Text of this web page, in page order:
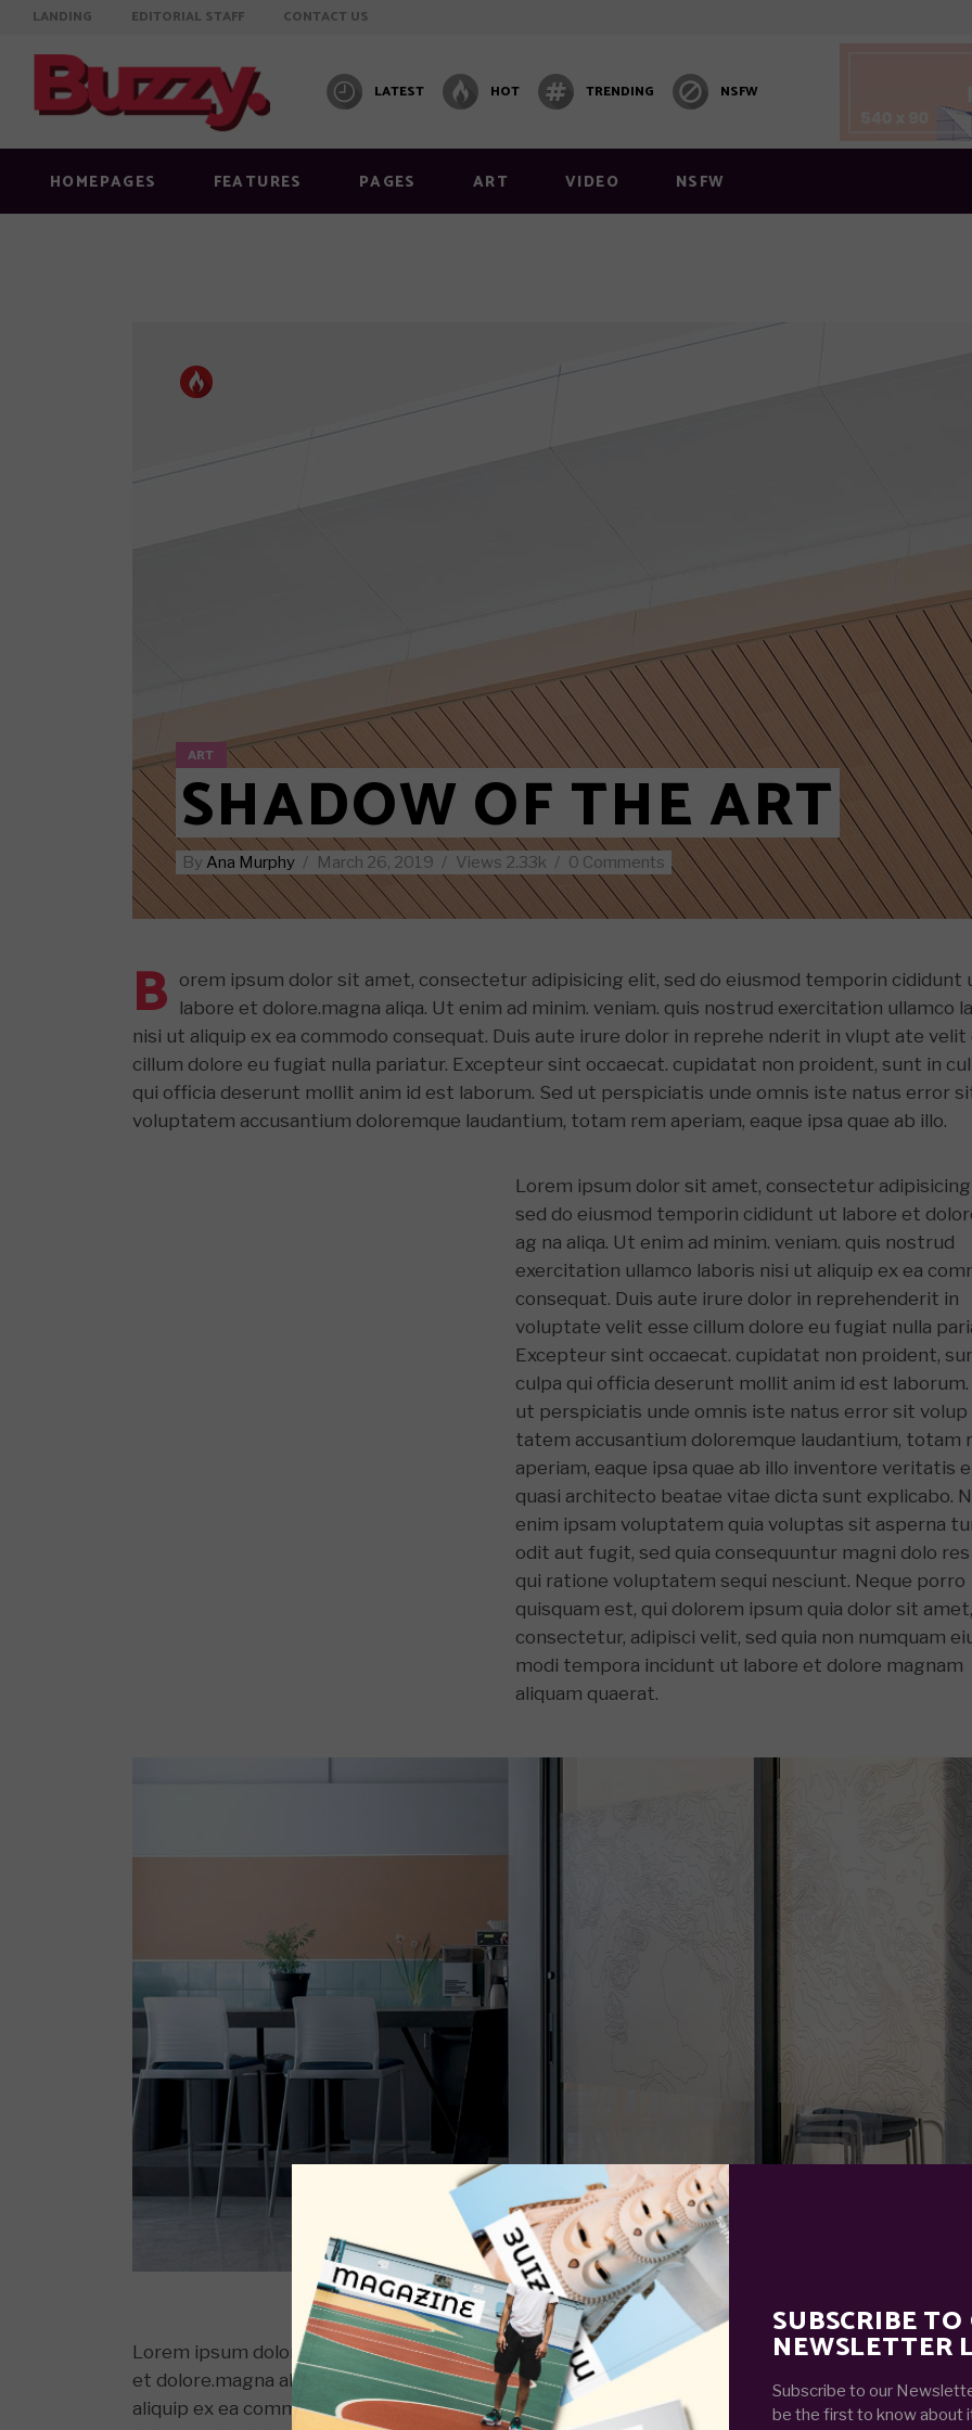
SUBSCRIBE
NEWSLETTER
Subscribe to our
be the first to know about
LANDING EDITORIAL STAFF CONTACT US
LATEST HOT TRENDING NSFW
HOMEPAGES FEATURES
Image below title
PAGES ART VIDEO NSFW
Info on featured image
Image below title
Image full width
Layout 1
Layout 2
Layout 3
Post Carousel
ART
SHADOW OF THE ART
By Ana Murphy March 26, 2019 Views 2.33k 0 Comments
B orem ipsum dolor sit amet, consectetur adipisicing elit, sed do eiusmod temporin cididunt
labore et dolore.magna aliqa. Ut enim ad minim. veniam. quis nostrud exercitation ullamco
nisi ut aliquip ex ea commodo consequat. Duis aute irure dolor in reprehe nderit in vlupt ate velit
cillum dolore eu fugiat nulla pariatur. Excepteur sint occaecat. cupidatat non proident, sunt in
qui officia deserunt mollit anim id est laborum. Sed ut perspiciatis unde omnis iste natus error
voluptatem accusantium doloremque laudantium, totam rem aperiam, eaque ipsa quae ab illo.
Lorem ipsum dolor sit amet, consectetur
sed do eiusmod temporin cididunt ut labore et
ag na aliqa. Ut enim ad minim. veniam. quis nostrud
exercitation ullamco laboris nisi ut aliquip ex ea
consequat. Duis aute irure dolor in reprehenderit in
voluptate velit esse cillum dolore eu fugiat nulla
Excepteur sint occaecat. cupidatat non proident,
culpa qui officia deserunt mollit anim id est laborum.
ut perspiciatis unde omnis iste natus error sit volup
tatem accusantium doloremque laudantium, totam
aperiam, eaque ipsa quae ab illo inventore veritatis
quasi architecto beatae vitae dicta sunt explicabo.
enim ipsam voluptatem quia voluptas sit asperna
odit aut fugit, sed quia consequuntur magni dolo res
qui ratione voluptatem sequi nesciunt. Neque porro
quisquam est, qui dolorem ipsum quia dolor sit amet,
consectetur, adipisci velit, sed quia non numquam
modi tempora incidunt ut labore et dolore magnam
aliquam quaerat.
Lorem ipsum dolor sit amet, consectetur adipisicing elit, sed do eiusmod temporin cididunt ut
et dolore.magna aliqa. Ut enim ad minim. veniam. quis nostrud exercitation ullamco laboris nisi ut
aliquip ex ea commodo consequat. Duis aute irure dolor in reprehenderit in vlupt ate velit esse